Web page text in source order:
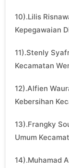
10).Lilis
Kepegawaian
11).Stenly
Kecamatan
12).Alfien
Kebersihan
13).Frangky
Umum
14).Muhamad